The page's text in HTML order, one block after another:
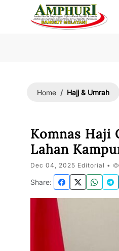
Home Hajj & Umrah
Komnas Haji
Lahan
Dec 04, 2025 Editorial •
Share: